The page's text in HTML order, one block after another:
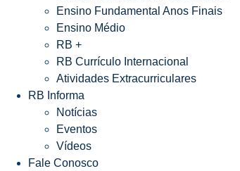
Ensino Fundamental Anos Finais
Ensino Médio
RB +
RB Currículo Internacional
Atividades Extracurriculares
RB Informa
Notícias
Eventos
Vídeos
Fale Conosco